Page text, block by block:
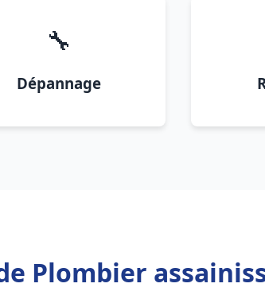
🔧
Dépannage
Plombier